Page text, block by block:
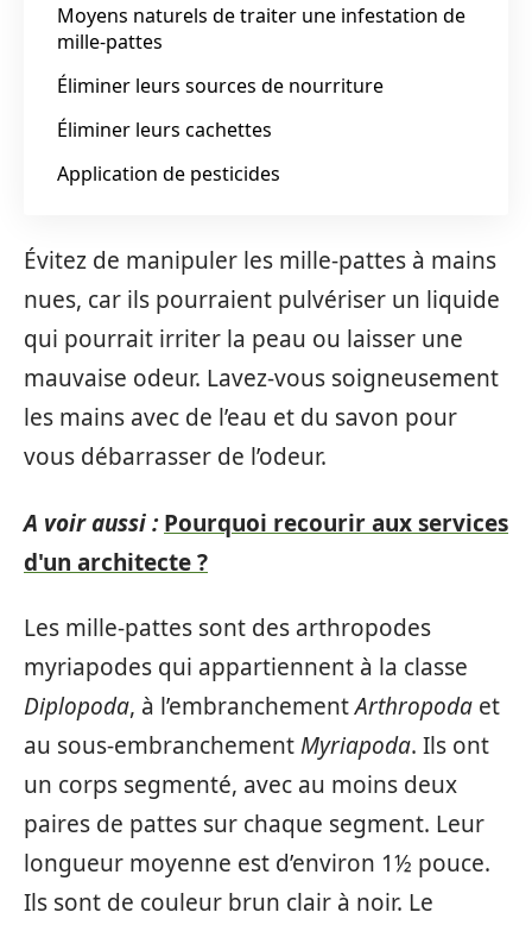
Moyens naturels de traiter une infestation de
mille-pattes
Éliminer leurs sources de nourriture
Éliminer leurs cachettes
Application de pesticides
Évitez de manipuler les mille-pattes à mains
nues, car ils pourraient pulvériser un liquide
qui pourrait irriter la peau ou laisser une
mauvaise odeur. Lavez-vous soigneusement
les mains avec de l’eau et du savon pour
vous débarrasser de l’odeur.
A voir aussi : Pourquoi recourir aux services
d'un architecte ?
Les mille-pattes sont des arthropodes
myriapodes qui appartiennent à la classe
Diplopoda, à l’embranchementArthropoda et
au sous-embranchementMyriapoda. Ils ont
un corps segmenté, avec au moins deux
paires de pattes sur chaque segment. Leur
longueur moyenne est d’environ 1½ pouce.
Ils sont de couleur brun clair à noir. Le